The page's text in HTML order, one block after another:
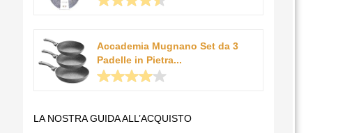
Accademia Mugnano Set da 3
Padelle in Pietra...
LA NOSTRA GUIDA ALL’ACQUISTO